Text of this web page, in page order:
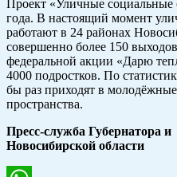
Проект «Уличные социальные
года. В настоящий момент
работают в 24 районах
совершенно более 150
федеральной акции «Дарю
4000 подростков. По
бы раз приходят в
пространства.
Пресс-служба Губернатора
Новосибирской области